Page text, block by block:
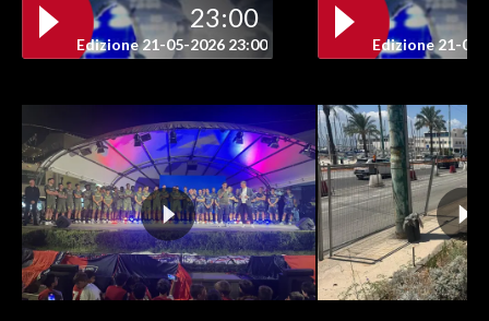
23:00
Edizione 21-05-2026 23:00 Edizione 21-05-